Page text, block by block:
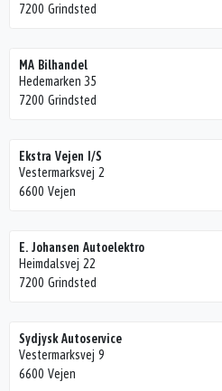
7200 Grindsted
MA Bilhandel
Hedemarken 35
7200 Grindsted
Ekstra Vejen I/S
Vestermarksvej 2
6600 Vejen
E. Johansen Autoelektro
Heimdalsvej 22
7200 Grindsted
Sydjysk Autoservice
Vestermarksvej 9
6600 Vejen